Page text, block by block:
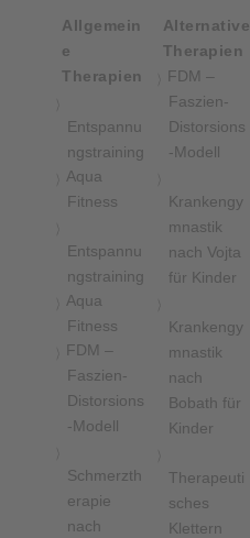
Allgemein
e
Therapien
Entspannu
ngstraining
Aqua
Fitness
Entspannu
ngstraining
Aqua
Fitness
FDM –
Faszien-
Distorsions
-Modell
Schmerzth
erapie
nach
Alternative
Therapien
FDM –
Faszien-
Distorsions
-Modell
Krankengy
mnastik
nach Vojta
für Kinder
Krankengy
mnastik
nach
Bobath für
Kinder
Therapeuti
sches
Klettern